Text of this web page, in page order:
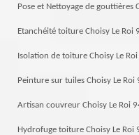
Pose et Nettoyage de gouttières
Etanchéité toiture Choisy Le Roi
Isolation de toiture Choisy Le
Peinture sur tuiles Choisy Le Roi
Artisan couvreur Choisy Le Roi
Hydrofuge toiture Choisy Le Roi